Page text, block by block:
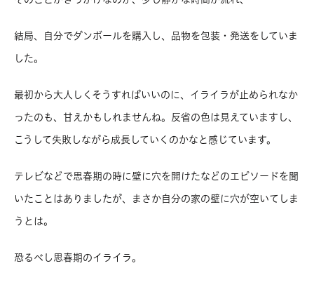
結局、自分でダンボールを購入し、品物を包装・発送をしていま
した。
最初から大人しくそうすればいいのに、イライラが止められなか
ったのも、甘えかもしれませんね。反省の色は見えていますし、
こうして失敗しながら成長していくのかなと感じています。
テレビなどで思春期の時に壁に穴を開けたなどのエピソードを聞
いたことはありましたが、まさか自分の家の壁に穴が空いてしま
うとは。
恐るべし思春期のイライラ。